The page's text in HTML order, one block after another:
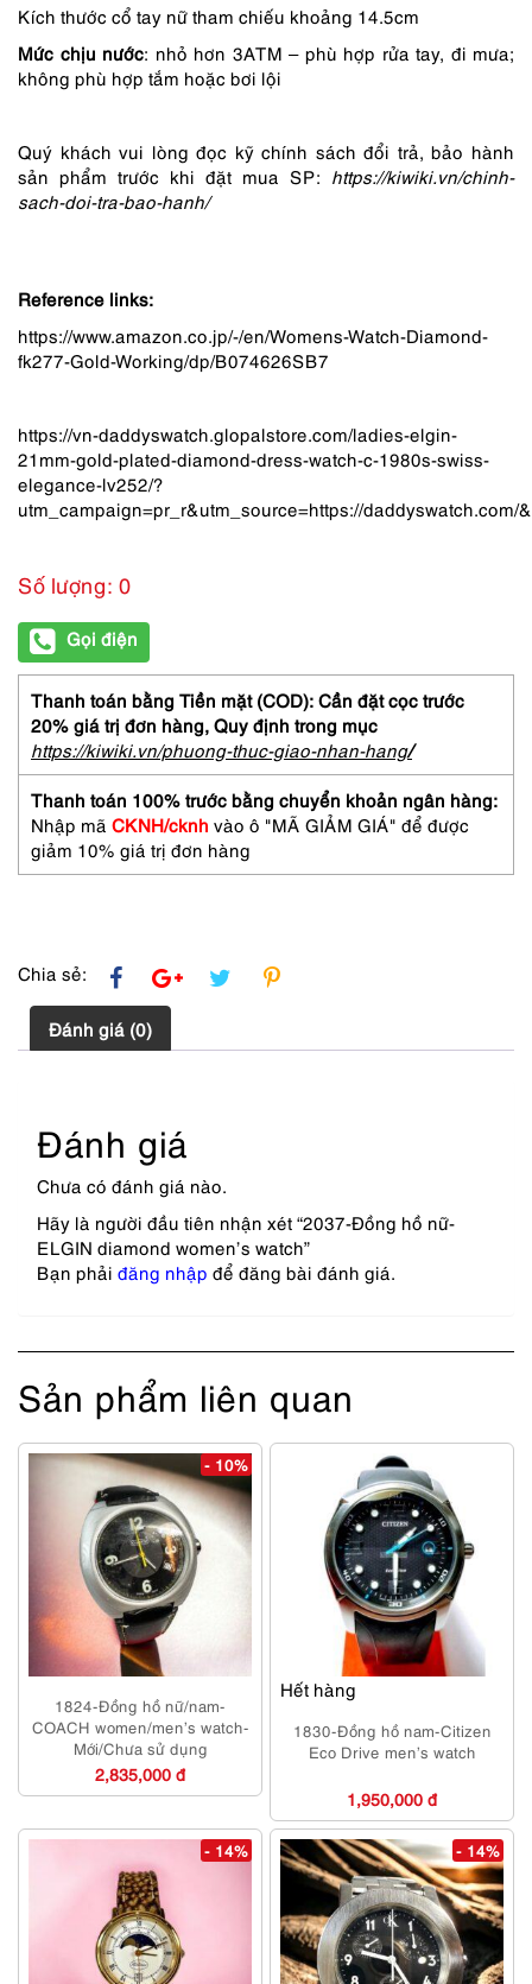
Kích thước cổ tay nữ tham chiếu khoảng 14.5cm
Mức chịu nước: nhỏ hơn 3ATM – phù hợp rửa tay, đi mưa;
không phù hợp tắm hoặc bơi lội
Quý khách vui lòng đọc kỹ chính sách đổi trả, bảo hành
sản phẩm trước khi đặt mua SP: https://kiwiki.vn/chinh-
sach-doi-tra-bao-hanh/
Reference links:
https://www.amazon.co.jp/-/en/Womens-Watch-Diamond-
fk277-Gold-Working/dp/B074626SB7
https://vn-daddyswatch.glopalstore.com/ladies-elgin-
21mm-gold-plated-diamond-dress-watch-c-1980s-swiss-
elegance-lv252/?
utm_campaign=pr_r&utm_source=https://
Số lượng: 0
Gọi điện
Thanh toán bằng Tiền mặt (COD): Cần đặt cọc trước
20% giá trị đơn hàng, Quy định trong mục
https://kiwiki.vn/phuong-thuc-giao-nhan-hang/
Thanh toán 100% trước bằng chuyển khoản ngân hàng:
Nhập mã CKNH/cknh vào ô "MÃ GIẢM GIÁ" để được
giảm 10% giá trị đơn hàng
Chia sẻ:
Đánh giá (0)
Đánh giá
Chưa có đánh giá nào.
Hãy là người đầu tiên nhận xét “2037-Đồng hồ nữ-
ELGIN diamond women’s watch”
Bạn phải đăng nhập để đăng bài đánh giá.
Sản phẩm liên quan
- 10%
1824-Đồng hồ nữ/nam-
COACH women/men’s watch-
Mới/Chưa sử dụng
2,835,000 đ
Hết hàng
1830-Đồng hồ nam-Citizen
Eco Drive men’s watch
1,950,000 đ
- 14% - 14%